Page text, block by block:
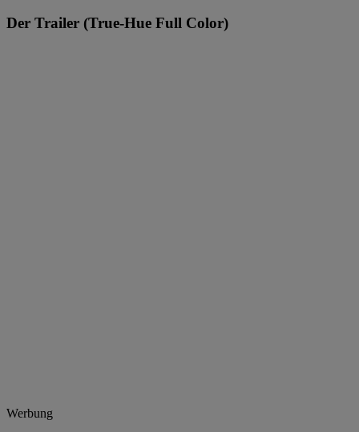
Der Trailer (True-Hue Full Color)
Werbung